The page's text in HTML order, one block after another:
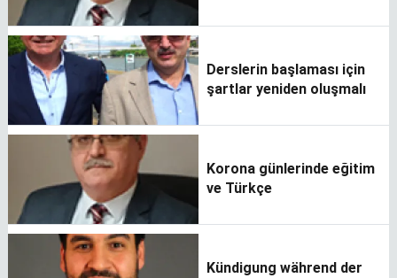
Derslerin başlaması için
şartlar yeniden oluşmalı
Korona günlerinde eğitim
ve Türkçe
Kündigung während der